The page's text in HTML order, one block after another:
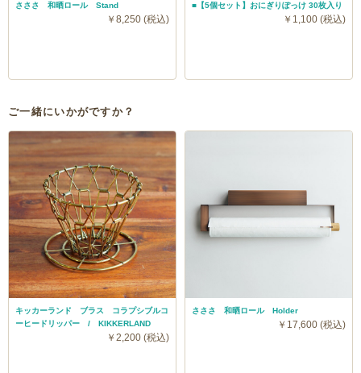
さささ 和晒ロール Stand
￥8,250 (税込)
■【5個セット】おにぎりぽっけ 30枚入り
￥1,100 (税込)
ご一緒にいかがですか？
キッカーランド ブラス コラプシブルコ
ーヒードリッパー / KIKKERLAND
￥2,200 (税込)
さささ 和晒ロール Holder
￥17,600 (税込)